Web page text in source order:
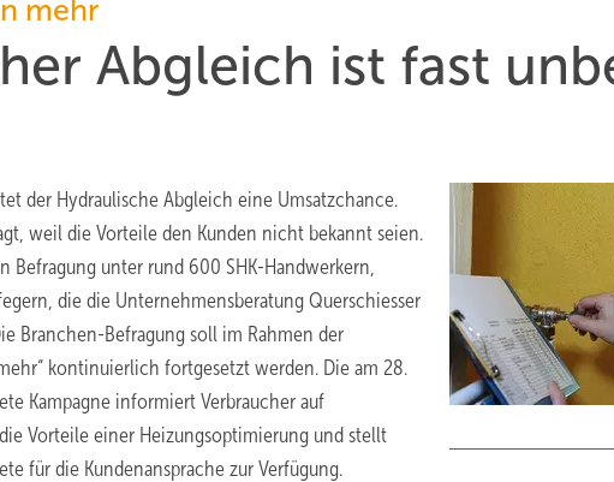
mehr
Abgleich ist fast
der Hydraulische Abgleich eine Umsatzchance.
weil die Vorteile den Kunden nicht bekannt seien.
Befragung unter rund 600 SHK-Handwerkern,
die die Unternehmensberatung Querschiesser
Branchen-Befragung soll im Rahmen der
kontinuierlich fortgesetzt werden. Die am 28.
Kampagne informiert Verbraucher auf
Vorteile einer Heizungsoptimierung und stellt
für die Kundenansprache zur Verfügung.